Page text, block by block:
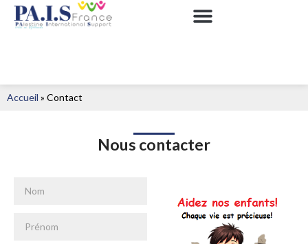
Accueil » Contact
Nous contacter